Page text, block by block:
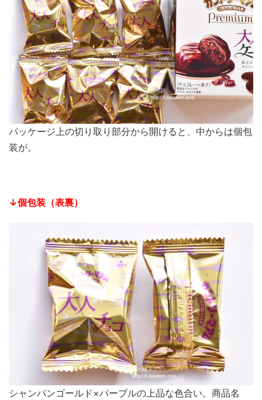
パッケージ上の切り取り部分から開けると、中からは個包
装が。
↓個包装（表裏）
シャンパンゴールド×パープルの上品な色合い。商品名